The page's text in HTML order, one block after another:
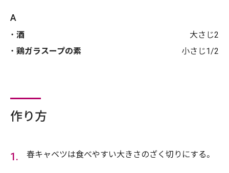
A
酒
大さじ2
鶏ガラスープの素
小さじ1/2
作り方
春キャベツは食べやすい大きさのざく切りにする。